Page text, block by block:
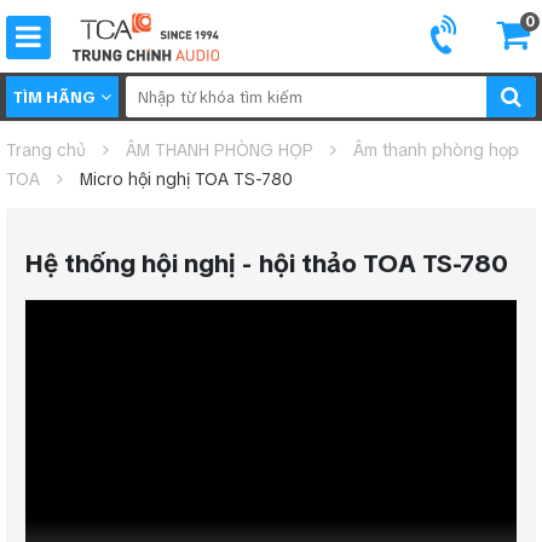
0
TÌM HÃNG
Trang chủ ÂM THANH PHÒNG HỌP
Âm thanh phòng họp
TOA
Micro hội nghị TOA TS-780
Hệ thống hội nghị - hội thảo TOA TS-780